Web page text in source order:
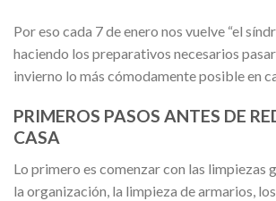
Por eso cada 7 de enero nos vuelve “el
haciendo los preparativos necesarios
invierno lo más cómodamente posible en
PRIMEROS PASOS ANTES DE
CASA
Lo primero es comenzar con las limpiezas
la organización, la limpieza de armarios,